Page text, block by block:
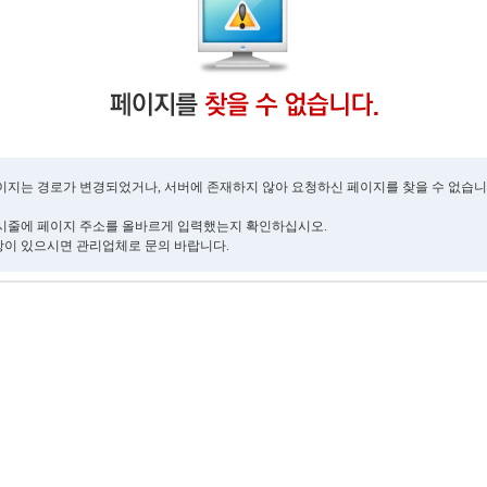
지는 경로가 변경되었거나, 서버에 존재하지 않아 요청하신 페이지를 찾을 수 없습
줄에 페이지 주소를 올바르게 입력했는지 확인하십시오.
이 있으시면 관리업체로 문의 바랍니다.